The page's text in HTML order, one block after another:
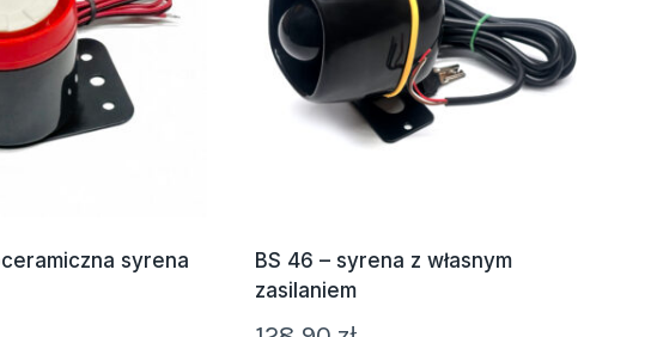
syrena
BS 46 – syrena z własnym
zasilaniem